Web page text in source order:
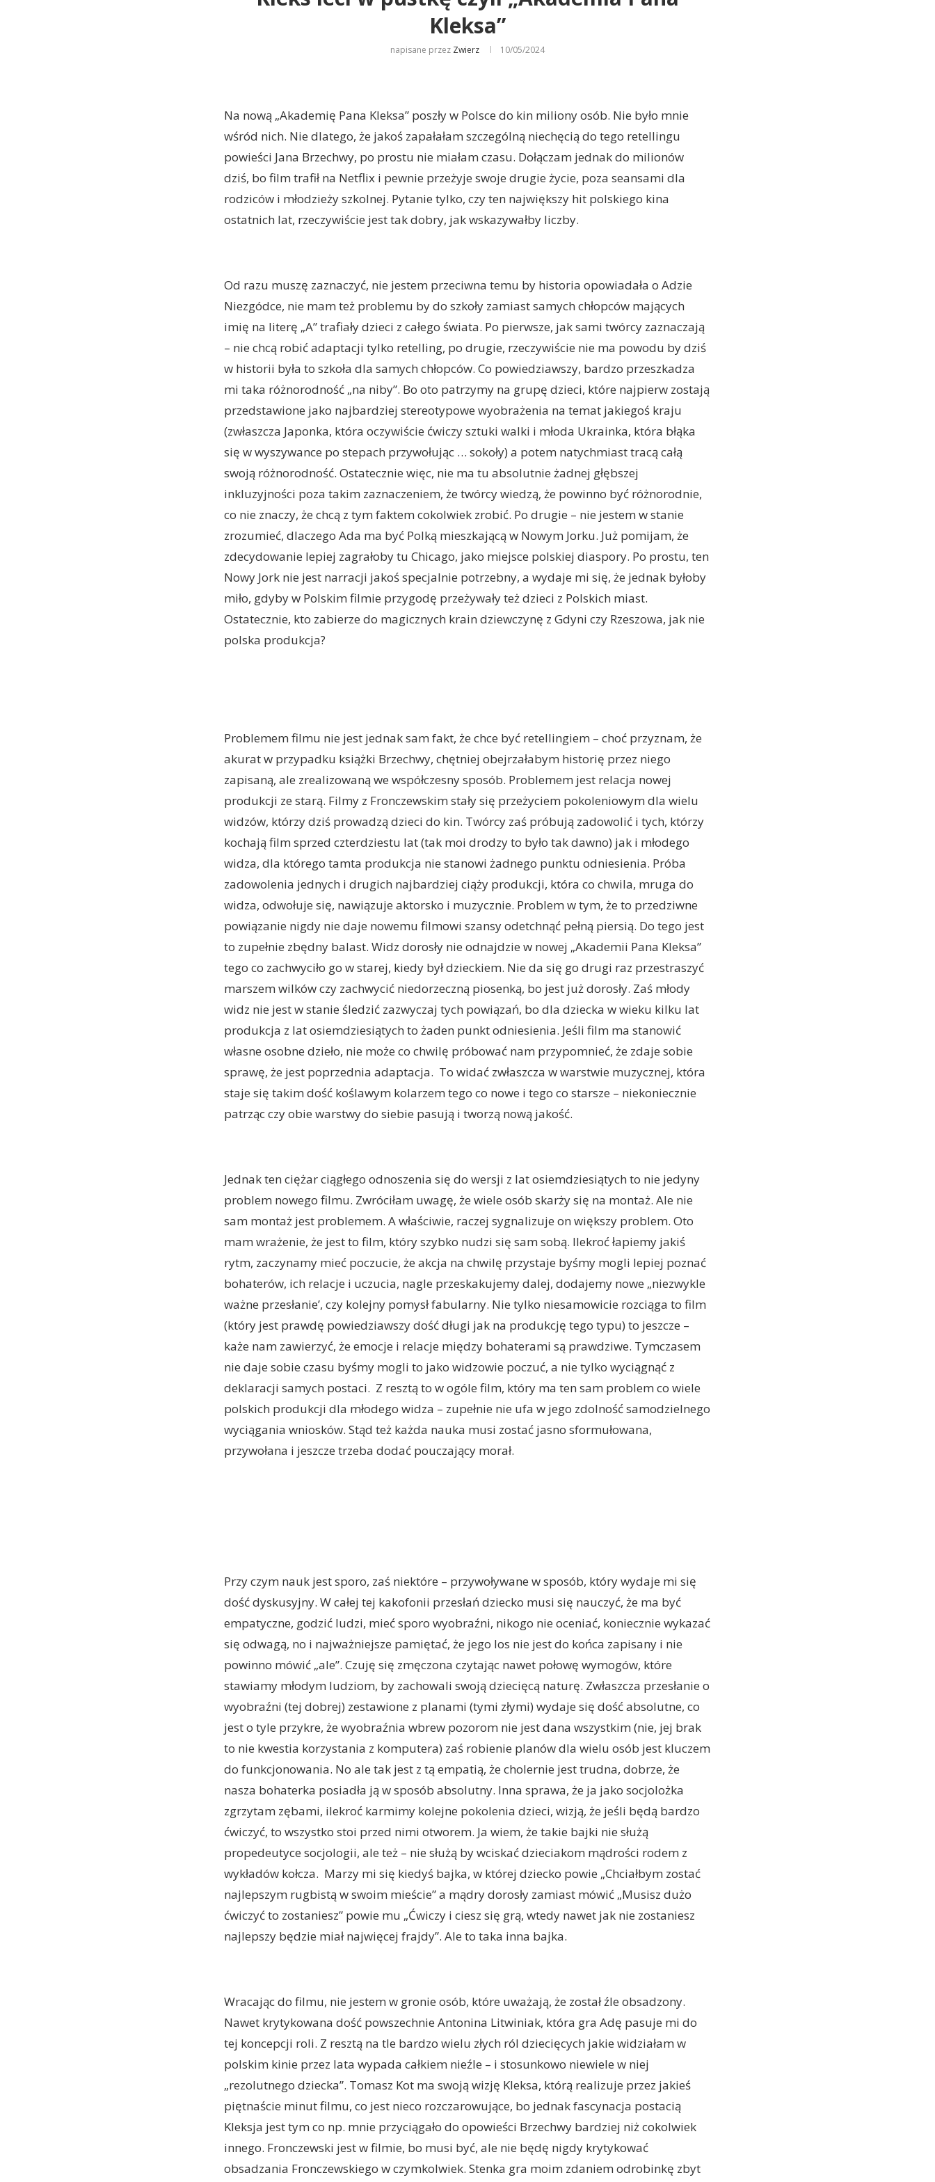
Kleksa”
napisane przez Zwierz 10/05/2024
Na nową „Akademię Pana Kleksa” poszły w Polsce do kin miliony osób. Nie było mnie
wśród nich. Nie dlatego, że jakoś zapałałam szczególną niechęcią do tego retellingu
powieści Jana Brzechwy, po prostu nie miałam czasu. Dołączam jednak do milionów
dziś, bo film trafił na Netflix i pewnie przeżyje swoje drugie życie, poza seansami dla
rodziców i młodzieży szkolnej. Pytanie tylko, czy ten największy hit polskiego kina
ostatnich lat, rzeczywiście jest tak dobry, jak wskazywałby liczby.
Od razu muszę zaznaczyć, nie jestem przeciwna temu by historia opowiadała o Adzie
Niezgódce, nie mam też problemu by do szkoły zamiast samych chłopców mających
imię na literę „A” trafiały dzieci z całego świata. Po pierwsze, jak sami twórcy zaznaczają
– nie chcą robić adaptacji tylko retelling, po drugie, rzeczywiście nie ma powodu by dziś
w historii była to szkoła dla samych chłopców. Co powiedziawszy, bardzo przeszkadza
mi taka różnorodność „na niby”. Bo oto patrzymy na grupę dzieci, które najpierw zostają
przedstawione jako najbardziej stereotypowe wyobrażenia na temat jakiegoś kraju
(zwłaszcza Japonka, która oczywiście ćwiczy sztuki walki i młoda Ukrainka, która błąka
się w wyszywance po stepach przywołując … sokoły) a potem natychmiast tracą całą
swoją różnorodność. Ostatecznie więc, nie ma tu absolutnie żadnej głębszej
inkluzyjności poza takim zaznaczeniem, że twórcy wiedzą, że powinno być różnorodnie,
co nie znaczy, że chcą z tym faktem cokolwiek zrobić. Po drugie – nie jestem w stanie
zrozumieć, dlaczego Ada ma być Polką mieszkającą w Nowym Jorku. Już pomijam, że
zdecydowanie lepiej zagrałoby tu Chicago, jako miejsce polskiej diaspory. Po prostu, ten
Nowy Jork nie jest narracji jakoś specjalnie potrzebny, a wydaje mi się, że jednak byłoby
miło, gdyby w Polskim filmie przygodę przeżywały też dzieci z Polskich miast.
Ostatecznie, kto zabierze do magicznych krain dziewczynę z Gdyni czy Rzeszowa, jak nie
polska produkcja?
Problemem filmu nie jest jednak sam fakt, że chce być retellingiem – choć przyznam, że
akurat w przypadku książki Brzechwy, chętniej obejrzałabym historię przez niego
zapisaną, ale zrealizowaną we współczesny sposób. Problemem jest relacja nowej
produkcji ze starą. Filmy z Fronczewskim stały się przeżyciem pokoleniowym dla wielu
widzów, którzy dziś prowadzą dzieci do kin. Twórcy zaś próbują zadowolić i tych, którzy
kochają film sprzed czterdziestu lat (tak moi drodzy to było tak dawno) jak i młodego
widza, dla którego tamta produkcja nie stanowi żadnego punktu odniesienia. Próba
zadowolenia jednych i drugich najbardziej ciąży produkcji, która co chwila, mruga do
widza, odwołuje się, nawiązuje aktorsko i muzycznie. Problem w tym, że to przedziwne
powiązanie nigdy nie daje nowemu filmowi szansy odetchnąć pełną piersią. Do tego jest
to zupełnie zbędny balast. Widz dorosły nie odnajdzie w nowej „Akademii Pana Kleksa”
tego co zachwyciło go w starej, kiedy był dzieckiem. Nie da się go drugi raz przestraszyć
marszem wilków czy zachwycić niedorzeczną piosenką, bo jest już dorosły. Zaś młody
widz nie jest w stanie śledzić zazwyczaj tych powiązań, bo dla dziecka w wieku kilku lat
produkcja z lat osiemdziesiątych to żaden punkt odniesienia. Jeśli film ma stanowić
własne osobne dzieło, nie może co chwilę próbować nam przypomnieć, że zdaje sobie
sprawę, że jest poprzednia adaptacja. To widać zwłaszcza w warstwie muzycznej, która
staje się takim dość koślawym kolarzem tego co nowe i tego co starsze – niekoniecznie
patrząc czy obie warstwy do siebie pasują i tworzą nową jakość.
Jednak ten ciężar ciągłego odnoszenia się do wersji z lat osiemdziesiątych to nie jedyny
problem nowego filmu. Zwróciłam uwagę, że wiele osób skarży się na montaż. Ale nie
sam montaż jest problemem. A właściwie, raczej sygnalizuje on większy problem. Oto
mam wrażenie, że jest to film, który szybko nudzi się sam sobą. Ilekroć łapiemy jakiś
rytm, zaczynamy mieć poczucie, że akcja na chwilę przystaje byśmy mogli lepiej poznać
bohaterów, ich relacje i uczucia, nagle przeskakujemy dalej, dodajemy nowe „niezwykle
ważne przesłanie’, czy kolejny pomysł fabularny. Nie tylko niesamowicie rozciąga to film
(który jest prawdę powiedziawszy dość długi jak na produkcję tego typu) to jeszcze –
każe nam zawierzyć, że emocje i relacje między bohaterami są prawdziwe. Tymczasem
nie daje sobie czasu byśmy mogli to jako widzowie poczuć, a nie tylko wyciągnąć z
deklaracji samych postaci. Z resztą to w ogóle film, który ma ten sam problem co wiele
polskich produkcji dla młodego widza – zupełnie nie ufa w jego zdolność samodzielnego
wyciągania wniosków. Stąd też każda nauka musi zostać jasno sformułowana,
przywołana i jeszcze trzeba dodać pouczający morał.
Przy czym nauk jest sporo, zaś niektóre – przywoływane w sposób, który wydaje mi się
dość dyskusyjny. W całej tej kakofonii przesłań dziecko musi się nauczyć, że ma być
empatyczne, godzić ludzi, mieć sporo wyobraźni, nikogo nie oceniać, koniecznie wykazać
się odwagą, no i najważniejsze pamiętać, że jego los nie jest do końca zapisany i nie
powinno mówić „ale”. Czuję się zmęczona czytając nawet połowę wymogów, które
stawiamy młodym ludziom, by zachowali swoją dziecięcą naturę. Zwłaszcza przesłanie o
wyobraźni (tej dobrej) zestawione z planami (tymi złymi) wydaje się dość absolutne, co
jest o tyle przykre, że wyobraźnia wbrew pozorom nie jest dana wszystkim (nie, jej brak
to nie kwestia korzystania z komputera) zaś robienie planów dla wielu osób jest kluczem
do funkcjonowania. No ale tak jest z tą empatią, że cholernie jest trudna, dobrze, że
nasza bohaterka posiadła ją w sposób absolutny. Inna sprawa, że ja jako socjolożka
zgrzytam zębami, ilekroć karmimy kolejne pokolenia dzieci, wizją, że jeśli będą bardzo
ćwiczyć, to wszystko stoi przed nimi otworem. Ja wiem, że takie bajki nie służą
propedeutyce socjologii, ale też – nie służą by wciskać dzieciakom mądrości rodem z
wykładów kołcza. Marzy mi się kiedyś bajka, w której dziecko powie „Chciałbym zostać
najlepszym rugbistą w swoim mieście” a mądry dorosły zamiast mówić „Musisz dużo
ćwiczyć to zostaniesz” powie mu „Ćwiczy i ciesz się grą, wtedy nawet jak nie zostaniesz
najlepszy będzie miał najwięcej frajdy”. Ale to taka inna bajka.
Wracając do filmu, nie jestem w gronie osób, które uważają, że został źle obsadzony.
Nawet krytykowana dość powszechnie Antonina Litwiniak, która gra Adę pasuje mi do
tej koncepcji roli. Z resztą na tle bardzo wielu złych ról dziecięcych jakie widziałam w
polskim kinie przez lata wypada całkiem nieźle – i stosunkowo niewiele w niej
„rezolutnego dziecka”. Tomasz Kot ma swoją wizję Kleksa, którą realizuje przez jakieś
piętnaście minut filmu, co jest nieco rozczarowujące, bo jednak fascynacja postacią
Kleksja jest tym co np. mnie przyciągało do opowieści Brzechwy bardziej niż cokolwiek
innego. Fronczewski jest w filmie, bo musi być, ale nie będę nigdy krytykować
obsadzania Fronczewskiego w czymkolwiek. Stenka gra moim zdaniem odrobinkę zbyt